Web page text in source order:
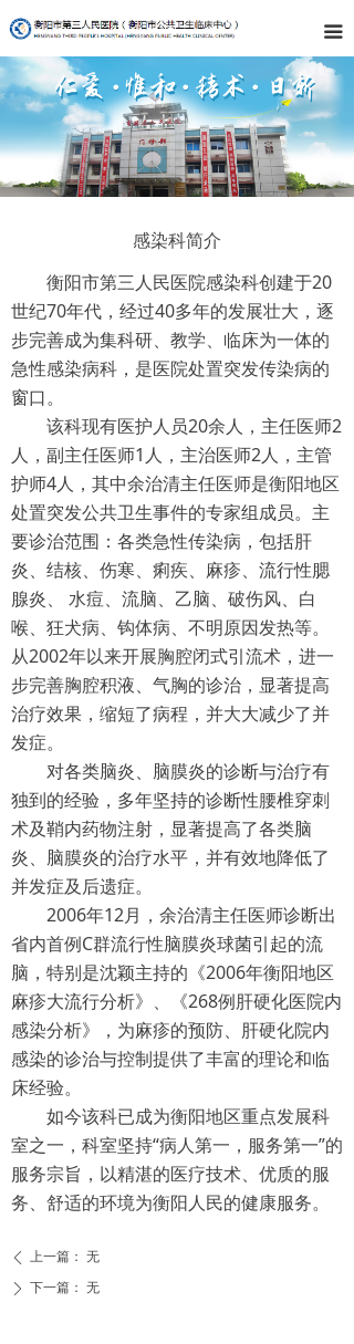
끀
感染科简介
衡阳市第三人民医院感染科创建于20
世纪70年代，经过40多年的发展壮大，逐
步完善成为集科研、教学、临床为一体的
急性感染病科，是医院处置突发传染病的
窗口。
该科现有医护人员20余人，主任医师2
人，副主任医师1人，主治医师2人，主管
护师4人，其中余治清主任医师是衡阳地区
处置突发公共卫生事件的专家组成员。主
要诊治范围：各类急性传染病，包括肝
炎、结核、伤寒、痢疾、麻疹、流行性腮
腺炎、 水痘、流脑、乙脑、破伤风、白
喉、狂犬病、钩体病、不明原因发热等。
从2002年以来开展胸腔闭式引流术，进一
步完善胸腔积液、气胸的诊治，显著提高
治疗效果，缩短了病程，并大大减少了并
发症。
对各类脑炎、脑膜炎的诊断与治疗有
独到的经验，多年坚持的诊断性腰椎穿刺
术及鞘内药物注射，显著提高了各类脑
炎、脑膜炎的治疗水平，并有效地降低了
并发症及后遗症。
2006年12月，余治清主任医师诊断出
省内首例C群流行性脑膜炎球菌引起的流
脑，特别是沈颖主持的《2006年衡阳地区
麻疹大流行分析》、《268例肝硬化医院内
感染分析》，为麻疹的预防、肝硬化院内
感染的诊治与控制提供了丰富的理论和临
床经验。
如今该科已成为衡阳地区重点发展科
室之一，科室坚持“病人第一，服务第一”的
服务宗旨，以精湛的医疗技术、优质的服
务、舒适的环境为衡阳人民的健康服务。
ꄴ 上一篇： 无
ꄲ 下一篇： 无